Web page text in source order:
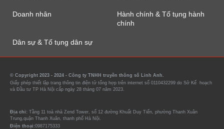
Doanh nhân
Hành chính & Tố tụng hành
chính
Dân sự & Tố tụng dân sự
© Copyright 2023 - 2024 - Công ty TNHH truyền thông số Linh Anh.
Giấy phép thiết lập trang thông tin điện tử tổng hợp trên internet số 0110432299 do Sở Kế hoạch
và Đầu tư TP Hà Nội cấp ngày 28 tháng 07 năm 2023.
Địa chỉ: Tầng 11 toà nhà Zend Tower, số 12 đường Khuất Duy Tiến, phường Thanh Xuân
Trung,quận Thanh Xuân, thanh phố Hà Nội.
Điện thoại:0987175333